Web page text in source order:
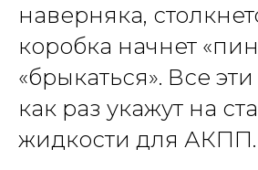
наверняка,
коробка начнет
«брыкаться». Все
как раз укажут на
жидкости для АКПП.